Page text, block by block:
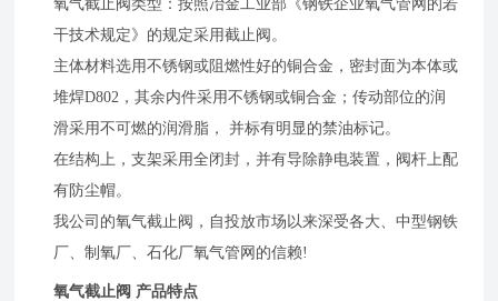
氧气截止阀类型：按照冶金工业部《钢铁企业氧气管网的若
干技术规定》的规定采用截止阀。
主体材料选用不锈钢或阻燃性好的铜合金，密封面为本体或
堆焊D802，其余内件采用不锈钢或铜合金；传动部位的润
滑采用不可燃的润滑脂， 并标有明显的禁油标记。
在结构上，支架采用全闭封，并有导除静电装置，阀杆上配
有防尘帽。
我公司的氧气截止阀，自投放市场以来深受各大、中型钢铁
厂、制氧厂、石化厂氧气管网的信赖!
氧气截止阀 产品特点